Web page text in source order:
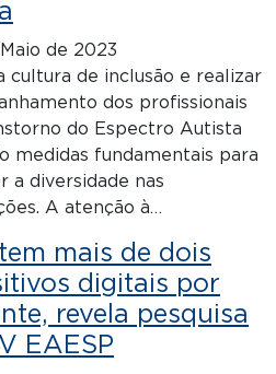
de 2023
cultura de inclusão e realizar
dos profissionais
do Espectro Autista
medidas fundamentais para
a diversidade nas
A atenção à…
mais de dois
digitais por
revela pesquisa
EAESP